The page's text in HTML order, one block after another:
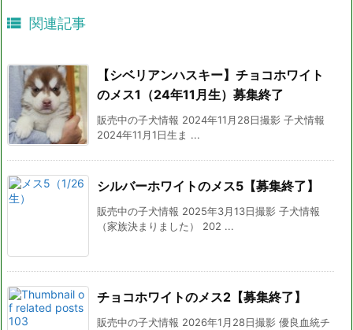
 関連記事
【シベリアンハスキー】チョコホワイト
のメス1（24年11月生）募集終了
販売中の子犬情報 2024年11月28日撮影 子犬情報
2024年11月1日生ま ...
シルバーホワイトのメス5【募集終了】
販売中の子犬情報 2025年3月13日撮影 子犬情報
（家族決まりました） 202 ...
チョコホワイトのメス2【募集終了】
販売中の子犬情報 2026年1月28日撮影 優良血統チ